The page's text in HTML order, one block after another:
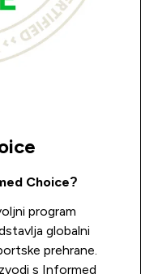
Choice?
program
globalni
prehrane.
s Informed